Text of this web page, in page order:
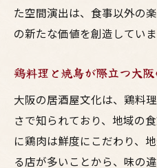
た空間演出は、食事以外の
の新たな価値を創造していま
鶏料理と焼鳥が際立つ大
大阪の居酒屋文化は、鶏料
さで知られており、地域の
に鶏肉は鮮度にこだわり、
る店が多いことから、味の